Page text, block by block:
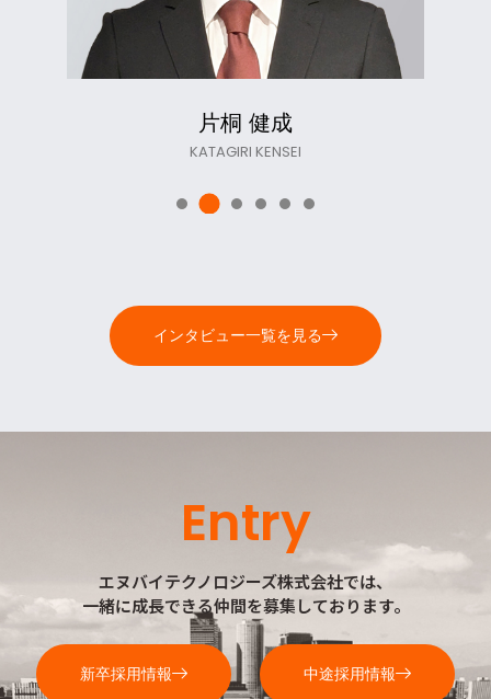
佐藤 文哉
SATO FUMIYA
インタビュー一覧を見る
Entry
エヌバイテクノロジーズ株式会社では、
一緒に成長できる仲間を募集しております。
新卒採用情報 中途採用情報